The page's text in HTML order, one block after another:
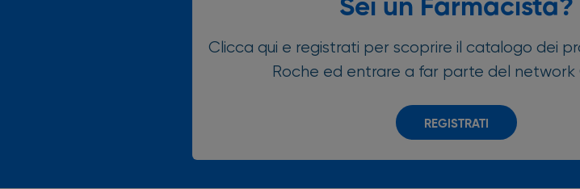
Sei un Farmacista?
Clicca qui e registrati per scoprire il catalogo dei
Roche ed entrare a far parte del network
REGISTRATI